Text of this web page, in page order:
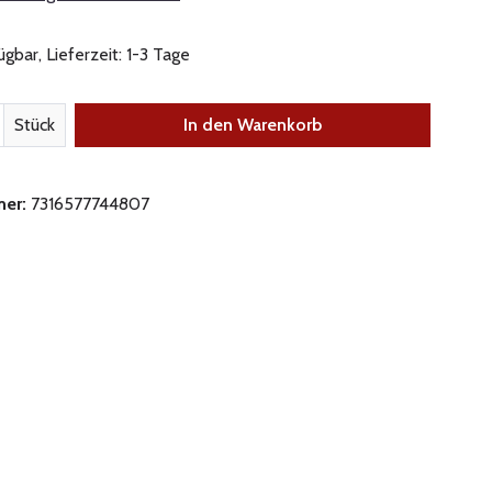
Lieferzeit: 1-3 Tage
Gib den gewünschten Wert ein oder
Stück In den Warenkorb
7316577744807